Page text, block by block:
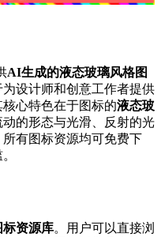
AI生成的液态玻璃风格图
设计师和创意工作者提供
心特色在于图标的液态玻
动的形态与光滑、反射的光
有图标资源均可免费下
标资源库。用户可以直接浏